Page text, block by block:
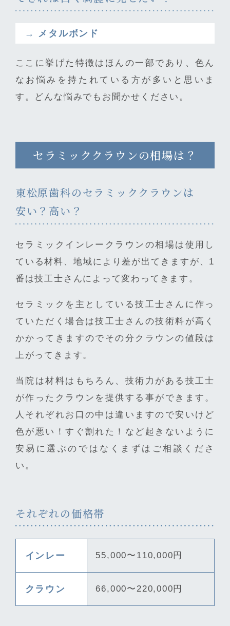
→ メタルボンド
ここに挙げた特徴はほんの一部であり、色ん
なお悩みを持たれている方が多いと思いま
す。どんな悩みでもお聞かせください。
セラミッククラウンの相場は？
東松原歯科のセラミッククラウンは
安い？高い？
セラミックインレークラウンの相場は使用し
ている材料、地域により差が出てきますが、1
番は技工士さんによって変わってきます。
セラミックを主としている技工士さんに作っ
ていただく場合は技工士さんの技術料が高く
かかってきますのでその分クラウンの値段は
上がってきます。
当院は材料はもちろん、技術力がある技工士
が作ったクラウンを提供する事ができます。
人それぞれお口の中は違いますので安いけど
色が悪い！すぐ割れた！など起きないように
安易に選ぶのではなくまずはご相談くださ
い。
それぞれの価格帯
インレー 55,000〜110,000円
クラウン 66,000〜220,000円